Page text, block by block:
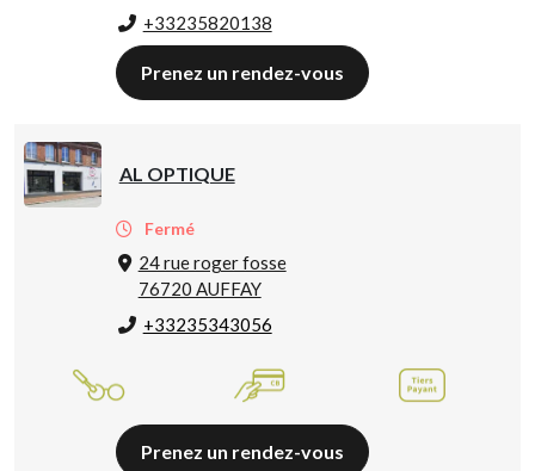
+33235820138
Prenez un rendez-vous
AL OPTIQUE
Fermé
24 rue roger fosse
76720 AUFFAY
+33235343056
Prenez un rendez-vous